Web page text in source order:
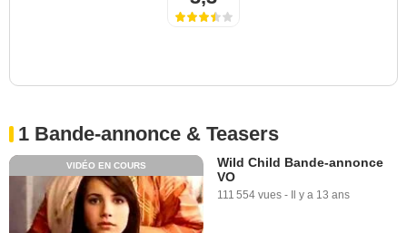
1 Bande-annonce & Teasers
VIDÉO EN COURS
Wild Child Bande-annonce
VO
111 554 vues - Il y a 13 ans